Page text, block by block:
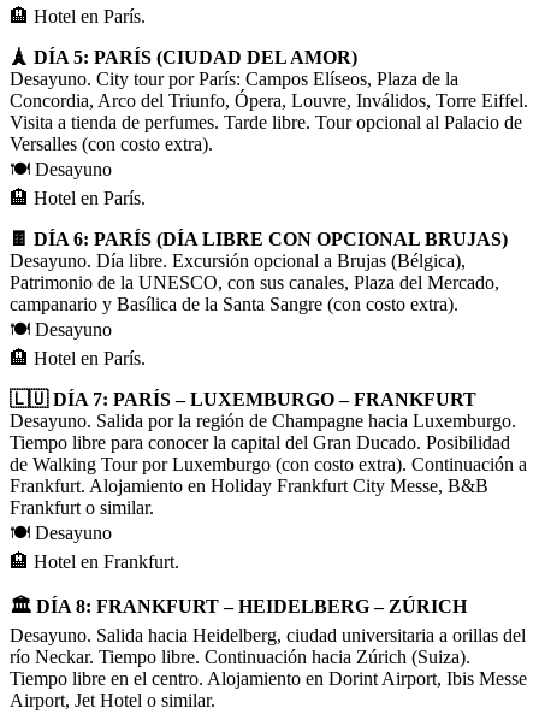
🏨 Hotel en París.
🗼 DÍA 5: PARÍS (CIUDAD DEL AMOR)
Desayuno. City tour por París: Campos Elíseos, Plaza de la
Concordia, Arco del Triunfo, Ópera, Louvre, Inválidos, Torre Eiffel.
Visita a tienda de perfumes. Tarde libre. Tour opcional al Palacio de
Versalles (con costo extra).
🍽️ Desayuno
🏨 Hotel en París.
🍫 DÍA 6: PARÍS (DÍA LIBRE CON OPCIONAL BRUJAS)
Desayuno. Día libre. Excursión opcional a Brujas (Bélgica),
Patrimonio de la UNESCO, con sus canales, Plaza del Mercado,
campanario y Basílica de la Santa Sangre (con costo extra).
🍽️ Desayuno
🏨 Hotel en París.
🇱🇺 DÍA 7: PARÍS – LUXEMBURGO – FRANKFURT
Desayuno. Salida por la región de Champagne hacia Luxemburgo.
Tiempo libre para conocer la capital del Gran Ducado. Posibilidad
de Walking Tour por Luxemburgo (con costo extra). Continuación a
Frankfurt. Alojamiento en Holiday Frankfurt City Messe, B&B
Frankfurt o similar.
🍽️ Desayuno
🏨 Hotel en Frankfurt.
🏛️ DÍA 8: FRANKFURT – HEIDELBERG – ZÚRICH
Desayuno. Salida hacia Heidelberg, ciudad universitaria a orillas del
río Neckar. Tiempo libre. Continuación hacia Zúrich (Suiza).
Tiempo libre en el centro. Alojamiento en Dorint Airport, Ibis Messe
Airport, Jet Hotel o similar.